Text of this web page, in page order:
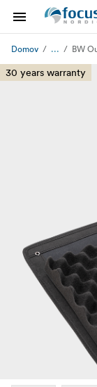
Domov ... BW
30 years warranty